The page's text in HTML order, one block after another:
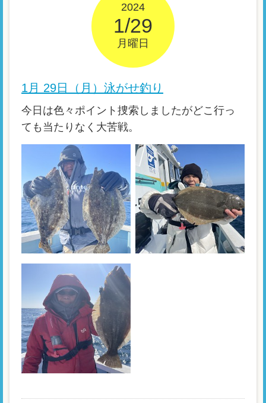
2024
1/29
月曜日
1月 29日（月）泳がせ釣り
今日は色々ポイント捜索しましたがどこ行っ
ても当たりなく大苦戦。